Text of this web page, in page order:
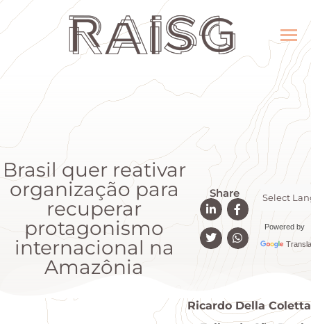
Brasil quer reativar
organização para
recuperar
protagonismo
internacional na
Amazônia
Share
Powered by
Ricardo Della Coletta